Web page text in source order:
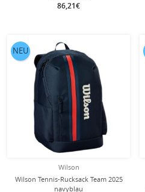
86,21€
Wilson
Wilson Tennis-Rucksack Team 2025
navyblau
NEU